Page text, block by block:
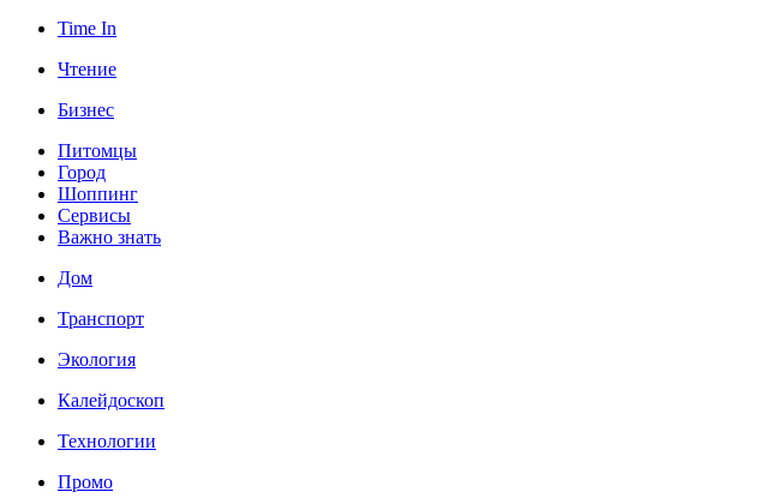
Time In
Чтение
Бизнес
Питомцы
Город
Шоппинг
Сервисы
Важно знать
Дом
Транспорт
Экология
Калейдоскоп
Технологии
Промо